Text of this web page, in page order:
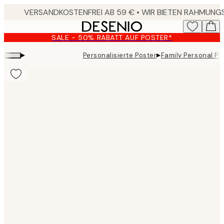
content.
SALE - 50% RABATT AUF POSTER*
▸ Personalisierte Poster▸Family Personal